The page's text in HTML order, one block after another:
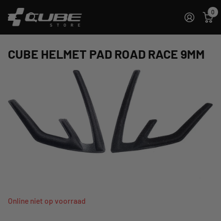
0
CUBE HELMET PAD ROAD RACE 9MM
Online niet op voorraad